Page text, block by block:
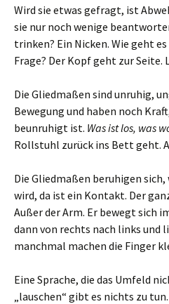
Wird sie etwas gefragt, ist
sie nur noch wenige
trinken? Ein Nicken. Wie geht
Frage? Der Kopf geht zur Seite.
Die Gliedmaßen sind unruhig,
Bewegung und haben noch
beunruhigt ist. Was ist los, was
Rollstuhl zurück ins Bett geht.
Die Gliedmaßen beruhigen
wird, da ist ein Kontakt. Der
Außer der Arm. Er bewegt sich
dann von rechts nach links und
manchmal machen die Finger
Eine Sprache, die das Umfeld
„lauschen“ gibt es nichts zu